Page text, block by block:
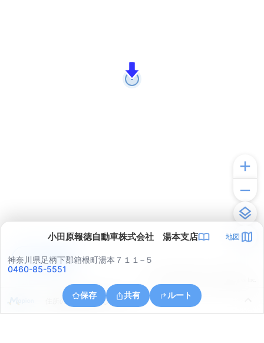
小田原報徳自動車株式会社 湯本支店 地図
神奈川県足柄下郡箱根町湯本７１１−５
0460-85-5551
保存 共有 ルート
住所の取得に失敗しました
アプリで見る